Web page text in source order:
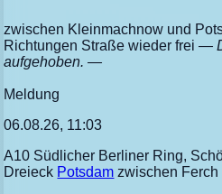
zwischen Kleinmachnow und
Richtungen Straße wieder frei—
aufgehoben. —
Meldung
06.08.26, 11:03
A10 Südlicher Berliner Ring,
Dreieck Potsdam zwischen